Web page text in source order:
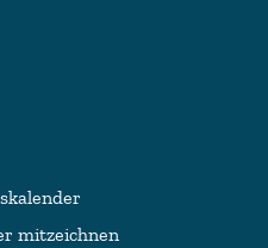
mitzeichnen